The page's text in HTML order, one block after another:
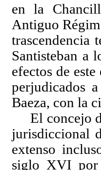
en la
Antiguo
trascendencia
Santisteban a
efectos de
perjudicados
Baeza, con la
El concejo
jurisdiccional
extenso
siglo XVI por